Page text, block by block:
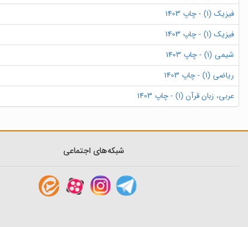
فیزیک (1) - چاپ 1403
فیزیک (1) - چاپ 1403
شیمی (1) - چاپ 1403
ریاضی (1) - چاپ 1403
عربی، زبان قرآن (1) - چاپ 1403
شبکه‌های اجتماعی